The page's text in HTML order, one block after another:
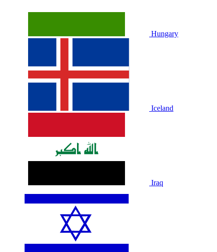
Hungary
Iceland
Iraq